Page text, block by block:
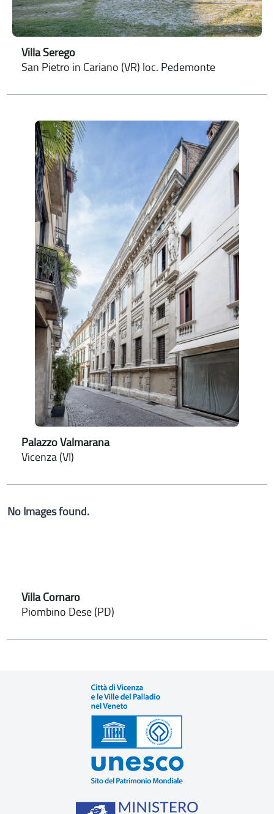
Villa Serego
San Pietro in Cariano (VR) loc. Pedemonte
Palazzo Valmarana
Vicenza (VI)
No Images found.
Villa Cornaro
Piombino Dese (PD)